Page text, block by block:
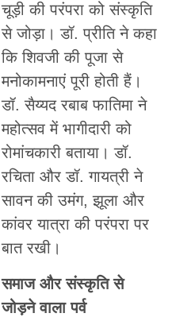
चूड़ी की परंपरा को संस्कृति
से जोड़ा। डॉ. प्रीति ने कहा
कि शिवजी की पूजा से
मनोकामनाएं पूरी होती हैं।
डॉ. सैय्यद रबाब फातिमा ने
महोत्सव में भागीदारी को
रोमांचकारी बताया। डॉ.
रचिता और डॉ. गायत्री ने
सावन की उमंग, झूला और
कांवर यात्रा की परंपरा पर
बात रखी।
समाज और संस्कृति से
जोड़ने वाला पर्व